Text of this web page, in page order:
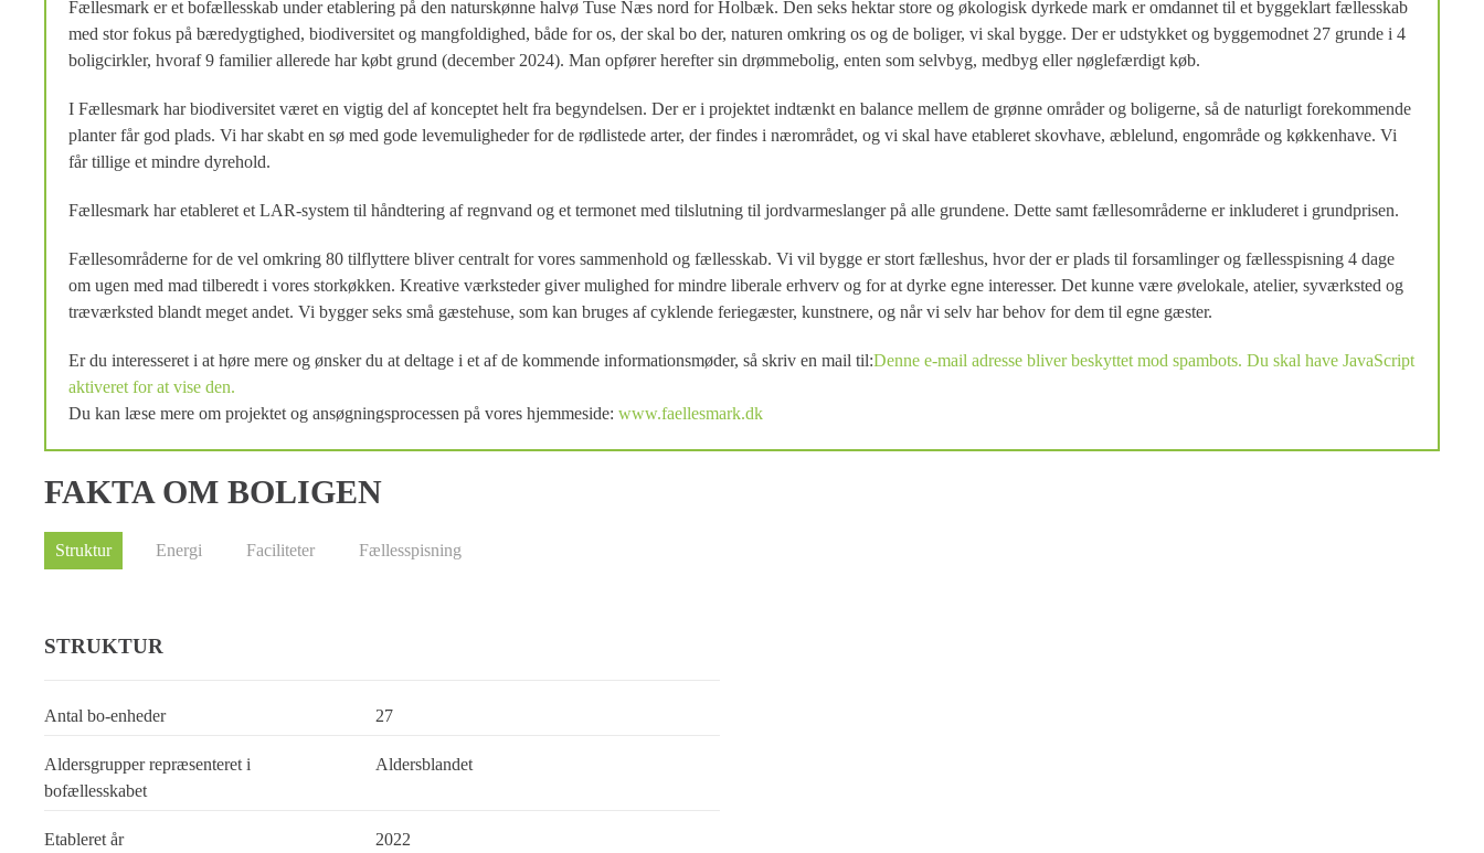
Fællesmark er et bofællesskab under etablering på den naturskønne halvø Tuse Næs nord for Holbæk. Den seks hektar store og økologisk dyrkede mark er omdannet til et byggeklart fællesskab
med stor fokus på bæredygtighed, biodiversitet og mangfoldighed, både for os, der skal bo der, naturen omkring os og de boliger, vi skal bygge. Der er udstykket og byggemodnet 27 grunde i 4
boligcirkler, hvoraf 9 familier allerede har købt grund (december 2024). Man opfører herefter sin drømmebolig, enten som selvbyg, medbyg eller nøglefærdigt køb.
I Fællesmark har biodiversitet været en vigtig del af konceptet helt fra begyndelsen. Der er i projektet indtænkt en balance mellem de grønne områder og boligerne, så de naturligt forekommende
planter får god plads. Vi har skabt en sø med gode levemuligheder for de rødlistede arter, der findes i nærområdet, og vi skal have etableret skovhave, æblelund, engområde og køkkenhave. Vi
får tillige et mindre dyrehold.
Fællesmark har etableret et LAR-system til håndtering af regnvand og et termonet med tilslutning til jordvarmeslanger på alle grundene. Dette samt fællesområderne er inkluderet i grundprisen.
Fællesområderne for de vel omkring 80 tilflyttere bliver centralt for vores sammenhold og fællesskab. Vi vil bygge er stort fælleshus, hvor der er plads til forsamlinger og fællesspisning 4 dage
om ugen med mad tilberedt i vores storkøkken. Kreative værksteder giver mulighed for mindre liberale erhverv og for at dyrke egne interesser. Det kunne være øvelokale, atelier, syværksted og
træværksted blandt meget andet. Vi bygger seks små gæstehuse, som kan bruges af cyklende feriegæster, kunstnere, og når vi selv har behov for dem til egne gæster.
Er du interesseret i at høre mere og ønsker du at deltage i et af de kommende informationsmøder, så skriv en mail til:Denne e-mail adresse bliver beskyttet mod spambots. Du skal have JavaScript
aktiveret for at vise den.
Du kan læse mere om projektet og ansøgningsprocessen på vores hjemmeside: www.faellesmark.dk
FAKTA OM BOLIGEN
Struktur Energi Faciliteter Fællesspisning
STRUKTUR
Antal bo-enheder 27
Aldersgrupper repræsenteret i
bofællesskabet
Aldersblandet
Etableret år 2022